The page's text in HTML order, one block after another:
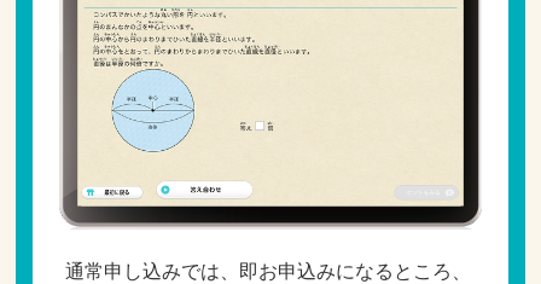
通常申し込みでは、即お申込みになるところ、